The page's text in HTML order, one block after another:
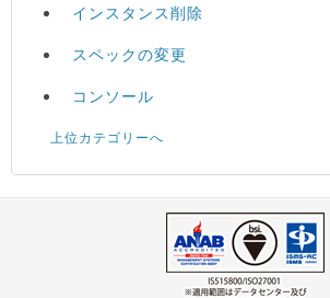
インスタンス削除
スペックの変更
コンソール
上位カテゴリーへ